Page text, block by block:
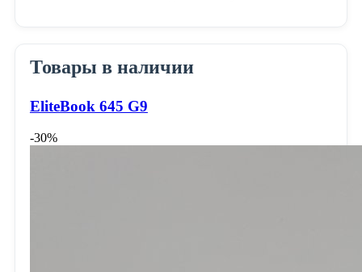
Товары в наличии
EliteBook 645 G9
-30%